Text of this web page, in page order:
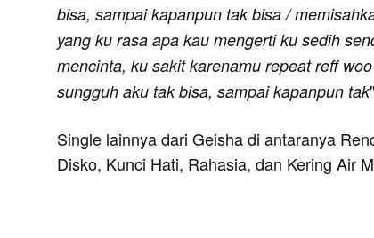
bisa, sampai kapanpun tak bisa /
yang ku rasa apa kau mengerti ku sedih
mencinta, ku sakit karenamu repeat reff
sungguh aku tak bisa, sampai kapanpun tak
Single lainnya dari Geisha di antaranya
Disko, Kunci Hati, Rahasia, dan Kering Air